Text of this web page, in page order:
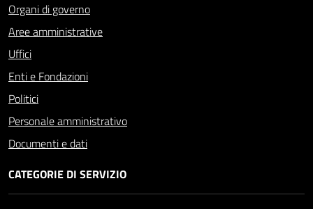
Organi di governo
Aree amministrative
Uffici
Enti e Fondazioni
Politici
Personale amministrativo
Documenti e dati
CATEGORIE DI SERVIZIO